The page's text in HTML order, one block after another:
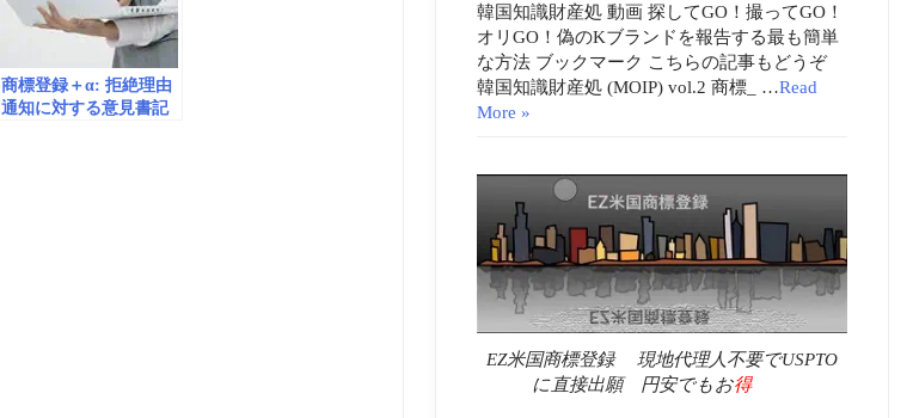
商標登録＋α: 拒絶理由
通知に対する意見書記
韓国知識財産処 動画 探してGO！撮ってGO！
オリGO！偽のKブランドを報告する最も簡単
な方法 ブックマーク こちらの記事もどうぞ
韓国知識財産処 (MOIP) vol.2 商標_ …Read
More »
EZ米国商標登録 現地代理人不要でUSPTO
に直接出願 円安でもお得